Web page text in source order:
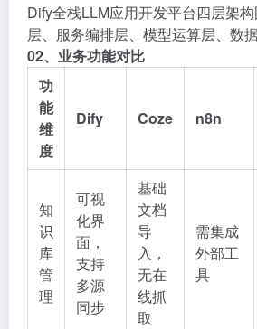
Dify全栈LLM应用开发平台四层架
层、服务编排层、模型运算层、数
02、业务功能对比
功
能
维
度
Dify Coze n8n
知
识
库
管
理
可视
化界
面，
支持
多源
同步
基础
文档
导
入，
无在
线抓
取
需集成
外部工
具